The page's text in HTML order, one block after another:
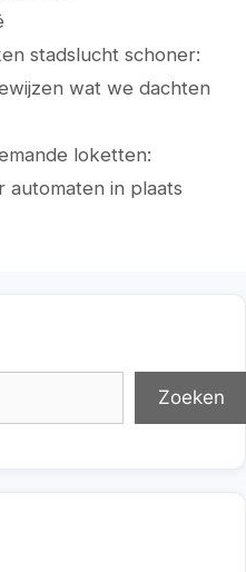
stadslucht schoner:
wat we dachten
loketten:
automaten in plaats
Zoeken